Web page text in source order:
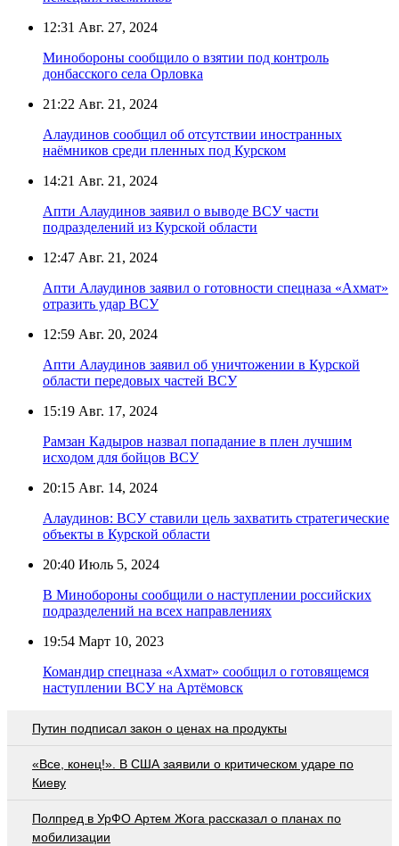
12:31 Авг. 27, 2024
Минобороны сообщило о взятии под контроль
донбасского села Орловка
21:22 Авг. 21, 2024
Алаудинов сообщил об отсутствии иностранных
наёмников среди пленных под Курском
14:21 Авг. 21, 2024
Апти Алаудинов заявил о выводе ВСУ части
подразделений из Курской области
12:47 Авг. 21, 2024
Апти Алаудинов заявил о готовности спецназа «Ахмат»
отразить удар ВСУ
12:59 Авг. 20, 2024
Апти Алаудинов заявил об уничтожении в Курской
области передовых частей ВСУ
15:19 Авг. 17, 2024
Рамзан Кадыров назвал попадание в плен лучшим
исходом для бойцов ВСУ
20:15 Авг. 14, 2024
Алаудинов: ВСУ ставили цель захватить стратегические
объекты в Курской области
20:40 Июль 5, 2024
В Минобороны сообщили о наступлении российских
подразделений на всех направлениях
19:54 Март 10, 2023
Командир спецназа «Ахмат» сообщил о готовящемся
наступлении ВСУ на Артёмовск
Путин подписал закон о ценах на продукты
«Все, конец!». В США заявили о критическом ударе по
Киеву
Полпред в УрФО Артем Жога рассказал о планах по
мобилизации